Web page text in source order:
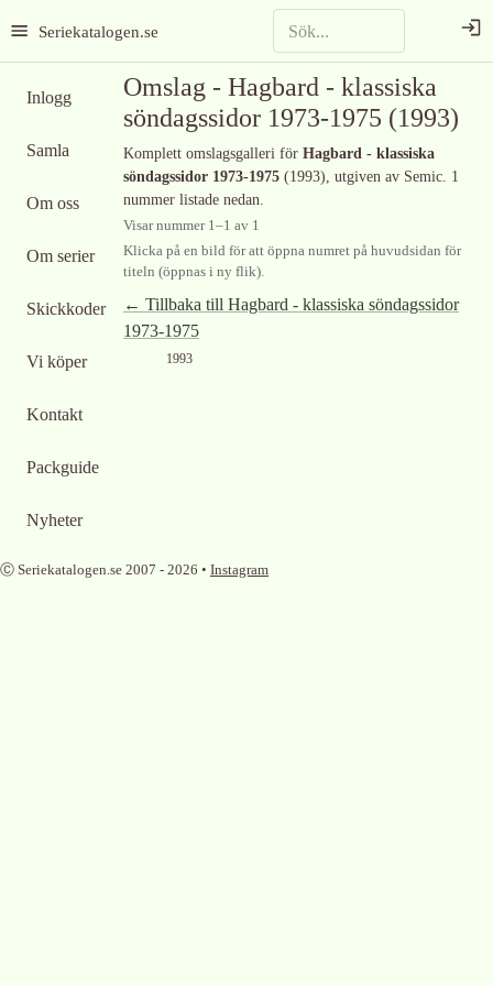
Seriekatalogen.se
Inlogg
Samla
Om oss
Om serier
Skickkoder
Vi köper
Kontakt
Packguide
Nyheter
Omslag - Hagbard - klassiska
söndagssidor 1973-1975 (1993)
Komplett omslagsgalleri för Hagbard - klassiska
söndagssidor 1973-1975 (1993), utgiven av Semic. 1
nummer listade nedan.
Visar nummer 1–1 av 1
Klicka på en bild för att öppna numret på huvudsidan för
titeln (öppnas i ny flik).
← Tillbaka till Hagbard - klassiska söndagssidor
1973-1975
1993
Ⓒ Seriekatalogen.se 2007 - 2026 • Instagram